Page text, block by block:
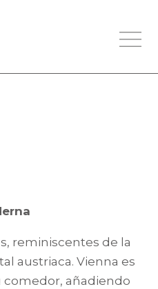
reminiscentes de la
austriaca. Vienna es
comedor, añadiendo